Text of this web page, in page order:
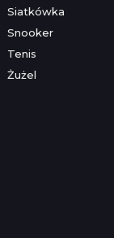
Siatkówka
Snooker
Tenis
Żużel